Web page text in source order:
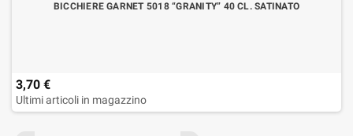
BICCHIERE GARNET 5018 “GRANITY” 40 CL. SATINATO
3,70 €
Ultimi articoli in magazzino